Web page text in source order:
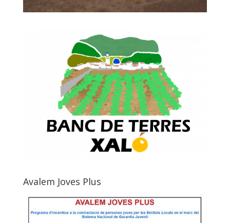
Avalem Joves Plus